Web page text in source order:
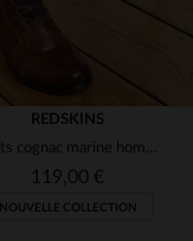
REDSKINS
Boots cognac marine homme
119,00 €
NOUVELLE COLLECTION